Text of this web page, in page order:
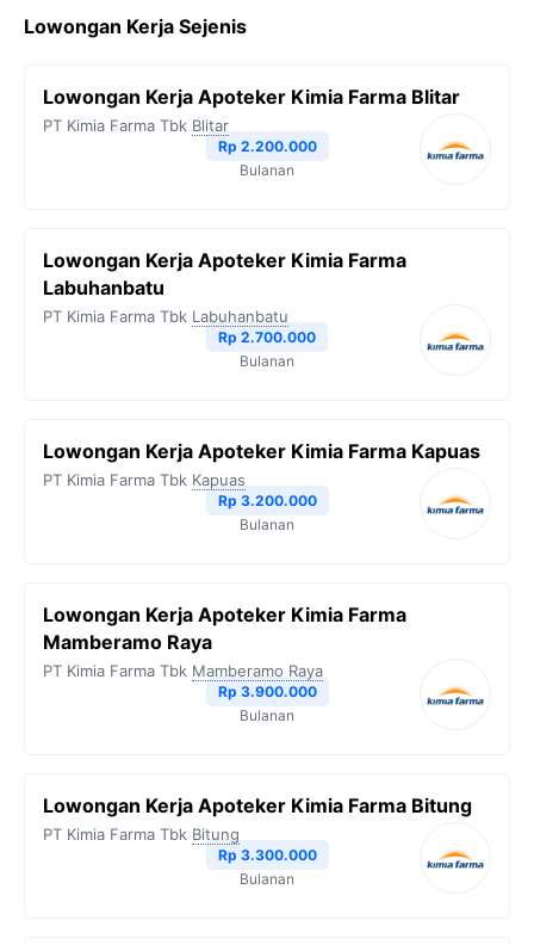
e
o
t
e
e
r
t
A
p
y
i
n
k
Lowongan Kerja Sejenis
Lowongan Kerja Apoteker Kimia Farma Blitar
PT Kimia Farma Tbk Blitar
Rp 2.200.000
Bulanan
Lowongan Kerja Apoteker Kimia Farma
Labuhanbatu
PT Kimia Farma Tbk Labuhanbatu
Rp 2.700.000
Bulanan
Lowongan Kerja Apoteker Kimia Farma Kapuas
PT Kimia Farma Tbk Kapuas
Rp 3.200.000
Bulanan
Lowongan Kerja Apoteker Kimia Farma
Mamberamo Raya
PT Kimia Farma Tbk Mamberamo Raya
Rp 3.900.000
Bulanan
Lowongan Kerja Apoteker Kimia Farma Bitung
PT Kimia Farma Tbk Bitung
Rp 3.300.000
Bulanan